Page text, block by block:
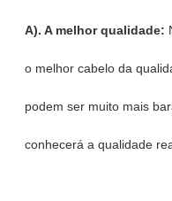
A). A melhor qualidade:
o melhor cabelo da
podem ser muito mais
conhecerá a qualidade